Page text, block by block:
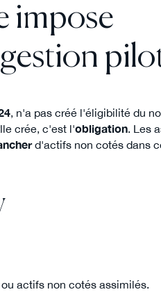
impose
, n'a pas créé l'éligibilité du
crée, c'est l'obligation. Les
d'actifs non cotés dans
actifs non cotés assimilés.